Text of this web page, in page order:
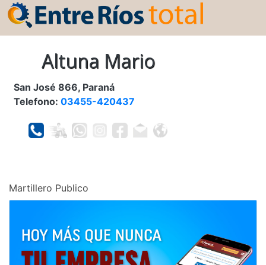
Altuna Mario
San José 866, Paraná
Telefono: 03455-420437
Martillero Publico